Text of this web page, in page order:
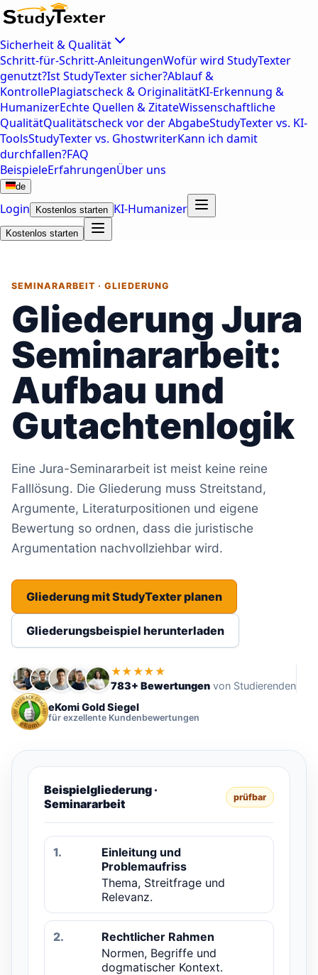
Sicherheit & Qualität
Schritt-für-Schritt-AnleitungenWofür wird StudyTexter
genutzt?Ist StudyTexter sicher?Ablauf &
KontrollePlagiatscheck & OriginalitätKI-Erkennung &
HumanizerEchte Quellen & ZitateWissenschaftliche
QualitätQualitätscheck vor der AbgabeStudyTexter vs. KI-
ToolsStudyTexter vs. GhostwriterKann ich damit
durchfallen?FAQ
BeispieleErfahrungenÜber uns
de
Login Kostenlos starten KI-Humanizer
Kostenlos starten
SEMINARARBEIT · GLIEDERUNG
Gliederung Jura
Seminararbeit:
Aufbau und
Gutachtenlogik
Eine Jura-Seminararbeit ist meist keine reine
Falllösung. Die Gliederung muss Streitstand,
Argumente, Literaturpositionen und eigene
Bewertung so ordnen, dass die juristische
Argumentation nachvollziehbar wird.
Gliederung mit StudyTexter planen
Gliederungsbeispiel herunterladen
★★★★★
783+ Bewertungen von Studierenden
eKomi Gold Siegel
für exzellente Kundenbewertungen
Beispielgliederung ·
Seminararbeit
prüfbar
1.
Einleitung und
Problemaufriss
Thema, Streitfrage und
Relevanz.
2.
Rechtlicher Rahmen
Normen, Begriffe und
dogmatischer Kontext.